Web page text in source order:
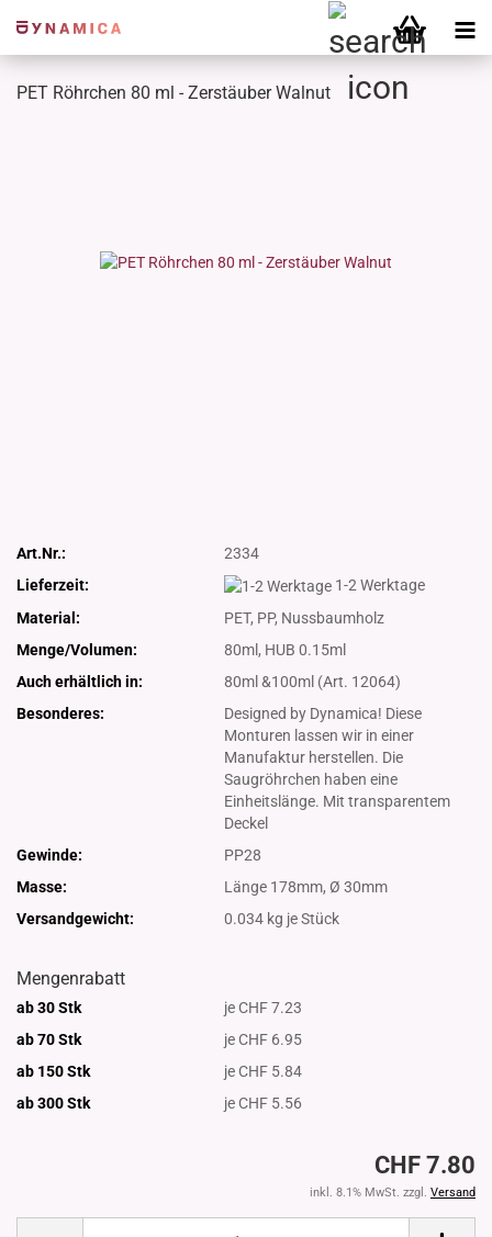
PET Röhrchen 80 ml - Zerstäuber Walnut
Art.Nr.:
2334
Lieferzeit:
1-2 Werktage
Material:
PET, PP, Nussbaumholz
Menge/Volumen:
80ml, HUB 0.15ml
Auch erhältlich in:
80ml &100ml (Art. 12064)
Besonderes:
Designed by Dynamica! Diese
Monturen lassen wir in einer
Manufaktur herstellen. Die
Saugröhrchen haben eine
Einheitslänge. Mit transparentem
Deckel
Gewinde:
PP28
Masse:
Länge 178mm, Ø 30mm
Versandgewicht:
0.034 kg je Stück
Mengenrabatt
ab 30 Stk
je CHF 7.23
ab 70 Stk
je CHF 6.95
ab 150 Stk
je CHF 5.84
ab 300Stk je CHF 5.56
CHF 7.80
inkl. 8.1% MwSt. zzgl. Versand